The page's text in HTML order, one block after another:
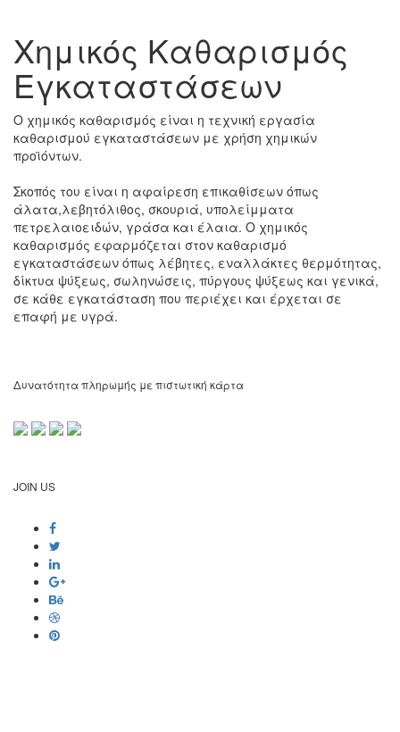
Χημικός Καθαρισμός
Εγκαταστάσεων
Ο χημικός καθαρισμός είναι η τεχνική εργασία
καθαρισμού εγκαταστάσεων με χρήση χημικών
προϊόντων.
Σκοπός του είναι η αφαίρεση επικαθίσεων όπως
άλατα,λεβητόλιθος, σκουριά, υπολείμματα
πετρελαιοειδών, γράσα και έλαια. Ο χημικός
καθαρισμός εφαρμόζεται στον καθαρισμό
εγκαταστάσεων όπως λέβητες, εναλλάκτες θερμότητας,
δίκτυα ψύξεως, σωληνώσεις, πύργους ψύξεως και γενικά,
σε κάθε εγκατάσταση που περιέχει και έρχεται σε
επαφή με υγρά.
Δυνατότητα πληρωμής με πιστωτική κάρτα
JOIN US